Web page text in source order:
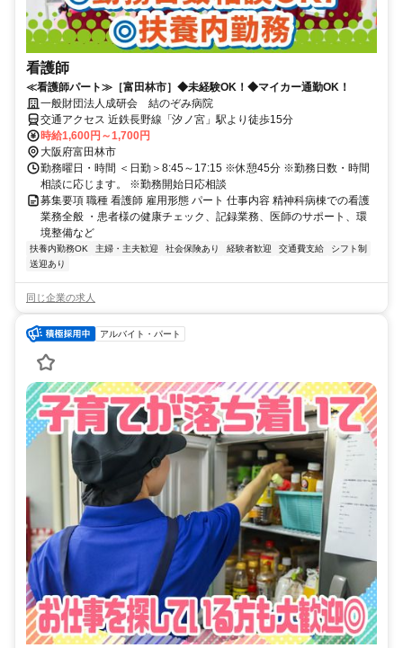
看護師
≪看護師パート≫［富田林市］◆未経験OK！◆マイカー通勤OK！
一般財団法人成研会 結のぞみ病院
交通アクセス 近鉄長野線「汐ノ宮」駅より徒歩15分
時給1,600円～1,700円
大阪府富田林市
勤務曜日・時間 ＜日勤＞8:45～17:15 ※休憩45分 ※勤務日数・時間
相談に応じます。 ※勤務開始日応相談
募集要項 職種 看護師 雇用形態 パート 仕事内容 精神科病棟での看護
業務全般 ・患者様の健康チェック、記録業務、医師のサポート、環
境整備など
扶養内勤務OK 主婦・主夫歓迎 社会保険あり 経験者歓迎 交通費支給
シフト制
送迎あり
同じ企業の求人
アルバイト・パート